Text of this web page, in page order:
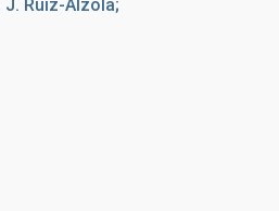
J. Ruiz-Alzola;